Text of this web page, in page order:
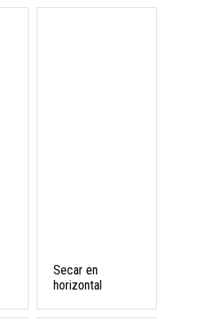
Secar en
horizontal